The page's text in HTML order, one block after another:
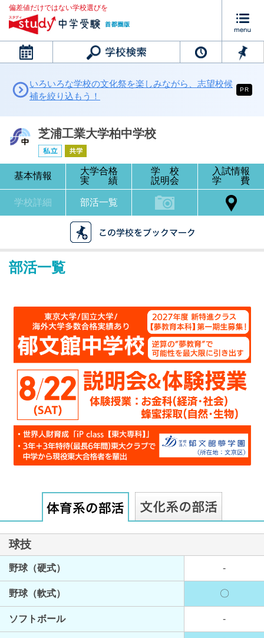
偏差値だけではない学校選びを
カレンダー
最近見た学校
芝浦工業大学柏中学校
ブックマークした学校
ブックマークした学校はありません
いろいろな学校の文化祭を楽しみながら、志望校候
補を絞り込もう！
PR
芝浦工業大学柏中学校
基本情報
大学合格
実 績
学 校
説明会
入試情報
学 費
学校詳細 部活一覧
部活一覧
球技
野球（硬式） -
野球（軟式） 〇
ソフトボール -